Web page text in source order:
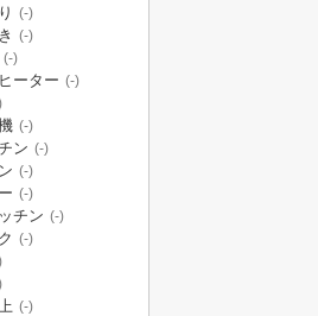
(-)
(-)
(-)
ーター (-)
(-)
ン (-)
(-)
(-)
チン (-)
(-)
(-)